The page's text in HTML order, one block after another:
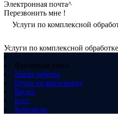
Электронная почта^
Перезвонить мне !
Услуги по комплексной
Услуги по комплексной
Фрезерная резка
Наши работы
Цены на фрезеровку
Видео
Блог
Контакты